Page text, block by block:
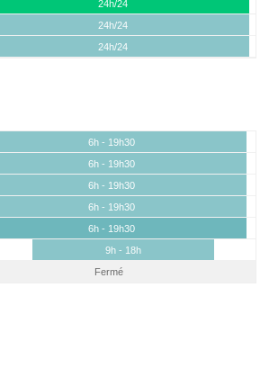
24h/24
24h/24
24h/24
6h - 19h30
6h - 19h30
6h - 19h30
6h - 19h30
6h - 19h30
9h - 18h
Fermé